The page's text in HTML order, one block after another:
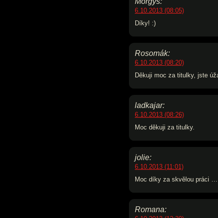
6.10.2013 (08:05)
Díky! :)
Rosomák:
6.10.2013 (08:20)
Děkuji moc za titulky, jste
ladkajar:
6.10.2013 (08:26)
Moc děkuji za titulky.
jolie:
6.10.2013 (11:01)
Moc díky za skvělou práci …
Romana: